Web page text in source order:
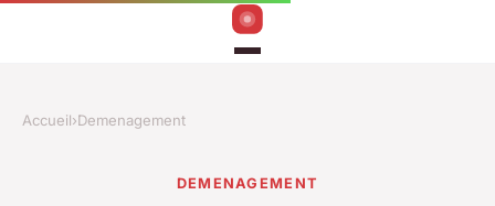
Accueil›Demenagement
DEMENAGEMENT